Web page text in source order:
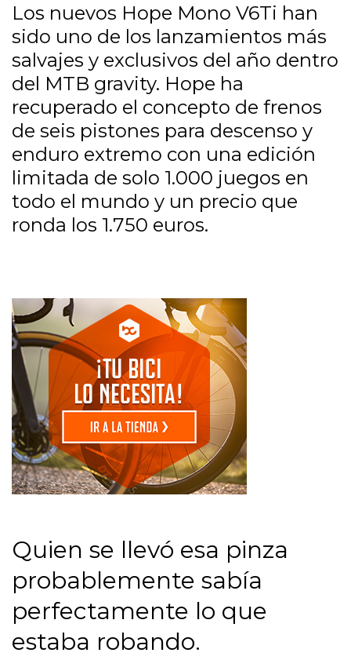
Los nuevos Hope Mono V6Ti han
sido uno de los lanzamientos más
salvajes y exclusivos del año dentro
del MTB gravity. Hope ha
recuperado el concepto de frenos
de seis pistones para descenso y
enduro extremo con una edición
limitada de solo 1.000 juegos en
todo el mundo y un precio que
ronda los 1.750 euros.
Quien se llevó esa pinza
probablemente sabía
perfectamente lo que
estaba robando.